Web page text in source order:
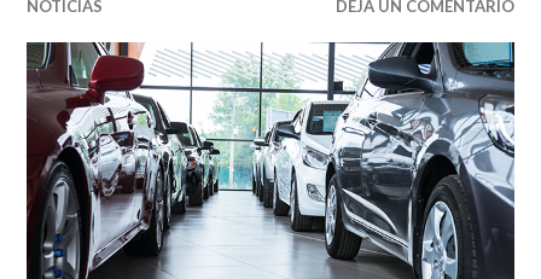
NOTICIAS DEJA UN COMENTARIO